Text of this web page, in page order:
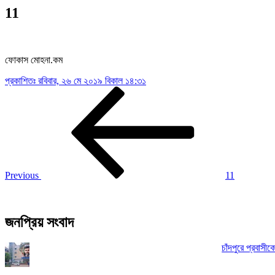
11
ফোকাস মোহনা.কম
প্রকাশিতঃ রবিবার, ২৬ মে ২০১৯ বিকাল ১৪:৩১
Previous 11
জনপ্রিয় সংবাদ
চাঁদপুরে